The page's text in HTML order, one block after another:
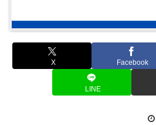
X Facebook
LINE